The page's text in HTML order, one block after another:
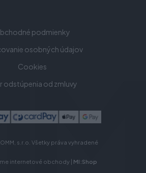
podmienky
osobných údajov
Cookies
odstúpenia od zmluvy
s.r.o. Všetky práva vyhradené
internetové obchody | MI:Shop